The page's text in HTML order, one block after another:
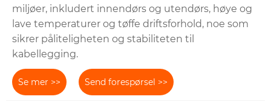
miljøer, inkludert innendørs og utendørs, høye og
lave temperaturer og tøffe driftsforhold, noe som
sikrer påliteligheten og stabiliteten til
kabellegging.
Se mer >> Send forespørsel >>